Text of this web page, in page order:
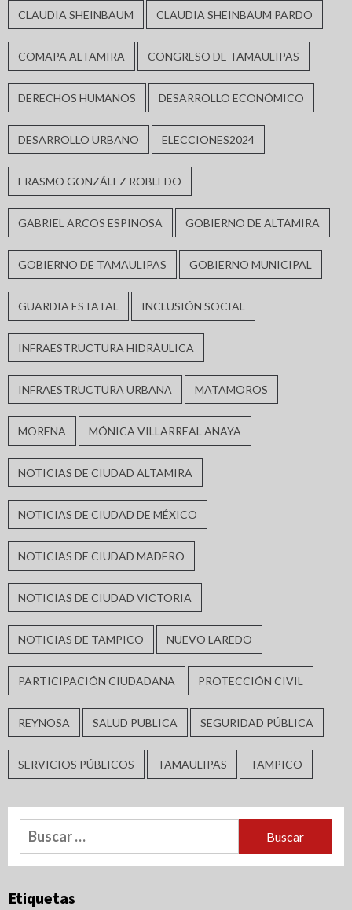
CLAUDIA SHEINBAUM CLAUDIA SHEINBAUM PARDO
COMAPA ALTAMIRA CONGRESO DE TAMAULIPAS
DERECHOS HUMANOS DESARROLLO ECONÓMICO
DESARROLLO URBANO ELECCIONES2024
ERASMO GONZÁLEZ ROBLEDO
GABRIEL ARCOS ESPINOSA GOBIERNO DE ALTAMIRA
GOBIERNO DE TAMAULIPAS GOBIERNO MUNICIPAL
GUARDIA ESTATAL INCLUSIÓN SOCIAL
INFRAESTRUCTURA HIDRÁULICA
INFRAESTRUCTURA URBANA MATAMOROS
MORENA MÓNICA VILLARREAL ANAYA
NOTICIAS DE CIUDAD ALTAMIRA
NOTICIAS DE CIUDAD DE MÉXICO
NOTICIAS DE CIUDAD MADERO
NOTICIAS DE CIUDAD VICTORIA
NOTICIAS DE TAMPICO NUEVO LAREDO
PARTICIPACIÓN CIUDADANA PROTECCIÓN CIVIL
REYNOSA SALUD PUBLICA SEGURIDAD PÚBLICA
SERVICIOS PÚBLICOS TAMAULIPAS TAMPICO
Buscar:
Etiquetas